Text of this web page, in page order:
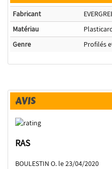
Fabricant
Matériau
Genre
Profilés
AVIS
RAS
BOULESTIN O. le 23/04/2020